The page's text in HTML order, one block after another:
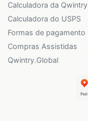
Calculadora da Qwintry
Calculadora do USPS
Formas de pagamento
Compras Assistidas
Qwintry.Global